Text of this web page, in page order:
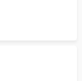
прижима